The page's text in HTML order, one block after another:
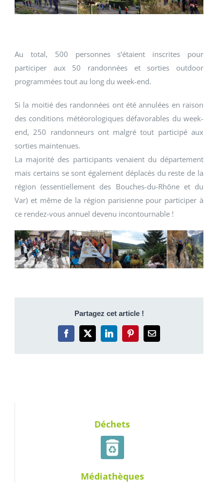
Au total, 500 personnes s’étaient inscrites pour
participer aux 50 randonnées et sorties outdoor
programmées tout au long du week-end.
Si la moitié des randonnées ont été annulées en raison
des conditions météorologiques défavorables du week-
end, 250 randonneurs ont malgré tout participé aux
sorties maintenues.
La majorité des participants venaient du département
mais certains se sont également déplacés du reste de la
région (essentiellement des Bouches-du-Rhône et du
Var) et même de la région parisienne pour participer à
ce rendez-vous annuel devenu incontournable !
Partagez cet article !
Facebook
X LinkedInPinterestEmail
Déchets
Médiathèques